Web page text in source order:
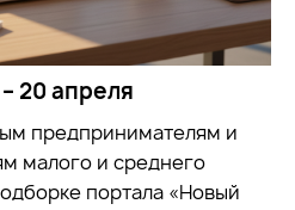
20 апреля
предпринимателям и
малого и среднего
портала «Новый